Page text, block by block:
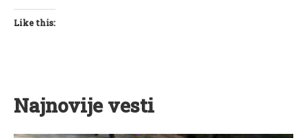
Like this:
Najnovije vesti